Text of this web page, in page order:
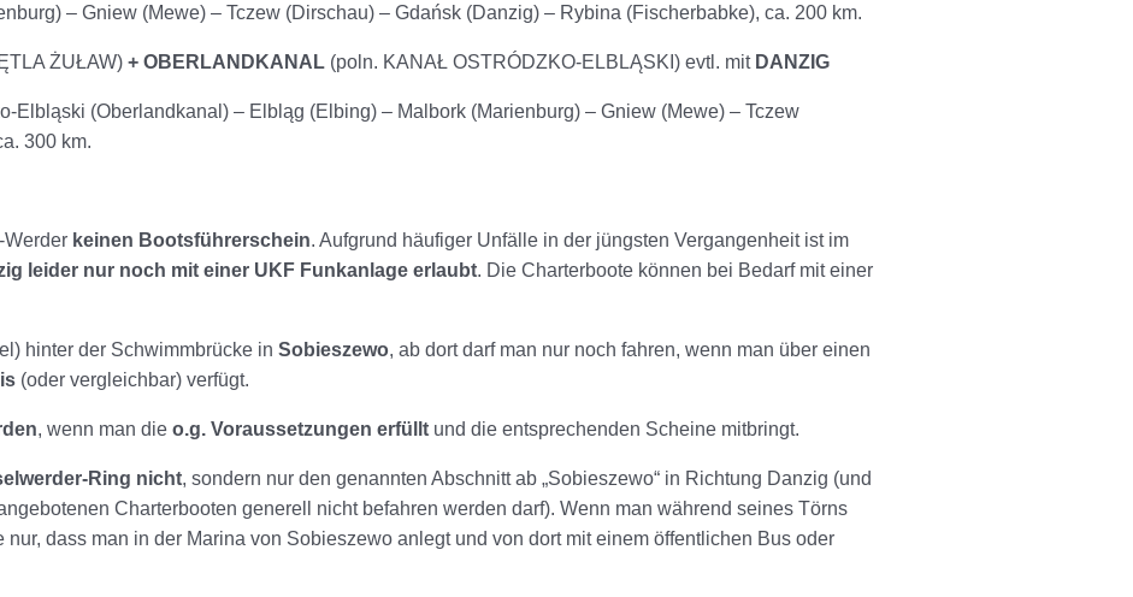
– Gniew (Mewe) – Tczew (Dirschau) – Gdańsk (Danzig) – Rybina (Fischerbabke), ca. 200 km.
ŻUŁAW) + OBERLANDKANAL (poln. KANAŁ OSTRÓDZKO-ELBLĄSKI) evtl. mit DANZIG
Elbląski (Oberlandkanal) – Elbląg (Elbing) – Malbork (Marienburg) – Gniew (Mewe) – Tczew
300 km.
Werder keinen Bootsführerschein. Aufgrund häufiger Unfälle in der jüngsten Vergangenheit ist im
leider nur noch mit einer UKF Funkanlage erlaubt. Die Charterboote können bei Bedarf mit einer
hinter der Schwimmbrücke in Sobieszewo, ab dort darf man nur noch fahren, wenn man über einen
(oder vergleichbar) verfügt.
, wenn man die o.g. Voraussetzungen erfüllt und die entsprechenden Scheine mitbringt.
Ring nicht, sondern nur den genannten Abschnitt ab „Sobieszewo“ in Richtung Danzig (und
Charterbooten generell nicht befahren werden darf). Wenn man während seines Törns
dass man in der Marina von Sobieszewo anlegt und von dort mit einem öffentlichen Bus oder